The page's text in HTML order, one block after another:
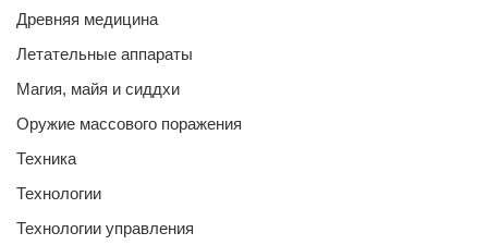
Древняя медицина
Летательные аппараты
Магия, майя и сиддхи
Оружие массового поражения
Техника
Технологии
Технологии управления